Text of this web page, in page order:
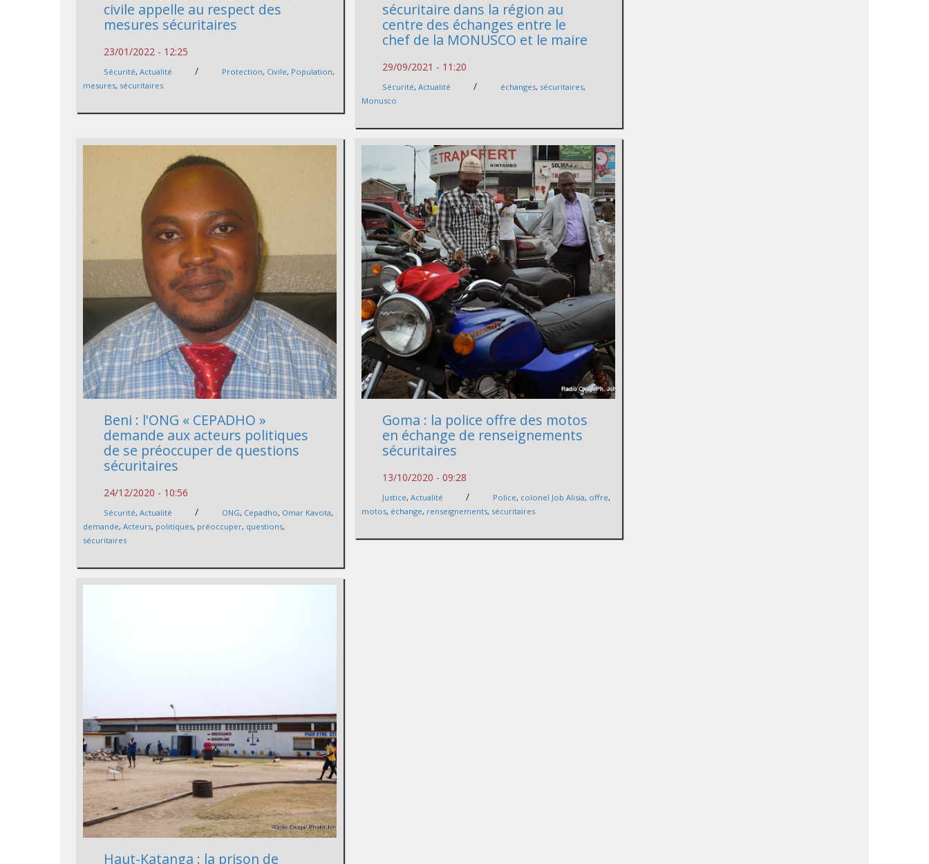
civile appelle au respect des
mesures sécuritaires
23/01/2022 - 12:25
Sécurité,Actualité / Protection, Civile, Population,
mesures, sécuritaires
sécuritaire dans la région au
centre des échanges entre le
chef de la MONUSCO et le maire
29/09/2021 - 11:20
Sécurité,Actualité / échanges, sécuritaires,
Monusco
Beni : l'ONG « CEPADHO »
demande aux acteurs politiques
de se préoccuper de questions
sécuritaires
24/12/2020 - 10:56
Sécurité,Actualité / ONG, Cepadho, Omar Kavota,
demande,Acteurs, politiques, préoccuper, questions,
sécuritaires
Goma : la police offre des motos
en échange de renseignements
sécuritaires
13/10/2020 - 09:28
Justice,Actualité / Police, colonel Job Alisia, offre,
motos, échange, renseignements, sécuritaires
Haut-Katanga : la prison de